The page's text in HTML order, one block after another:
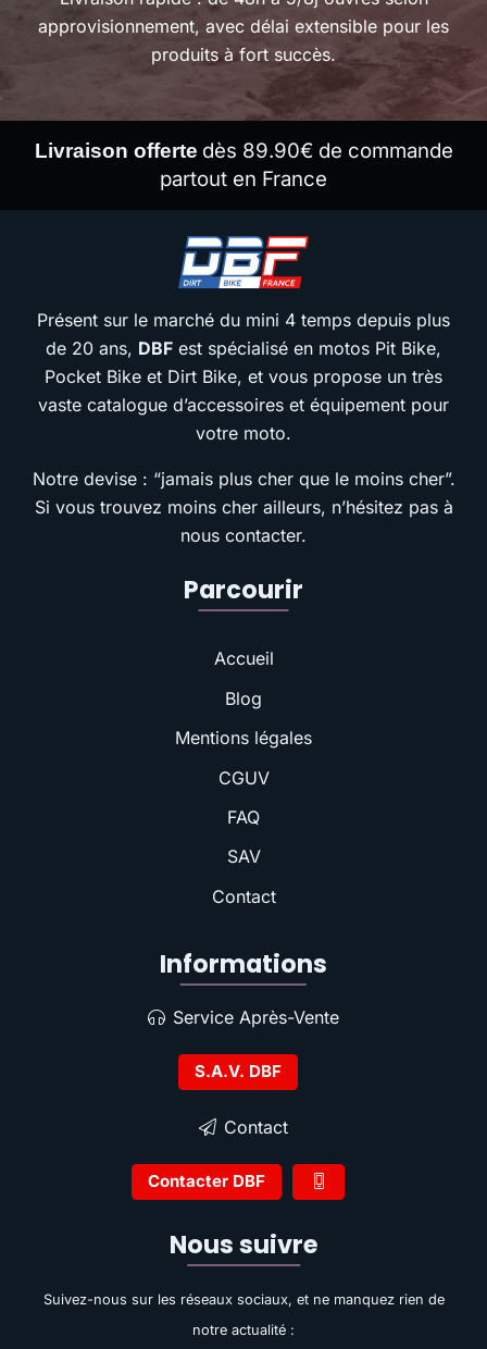
approvisionnement, avec délai extensible pour les
produits à fort succès.
Livraison offerte dès 89.90€ de commande
partout en France
Présent sur le marché du mini 4 temps depuis plus
de 20 ans, DBF est spécialisé en motos Pit Bike,
Pocket Bike et Dirt Bike, et vous propose un très
vaste catalogue d’accessoires et équipement pour
votre moto.
Notre devise : “jamais plus cher que le moins cher”.
Si vous trouvez moins cher ailleurs, n’hésitez pas à
nous contacter.
Parcourir
Accueil
Blog
Mentions légales
CGUV
FAQ
SAV
Contact
Informations
Service Après-Vente
S.A.V. DBF
Contact
Contacter DBF
Nous suivre
Suivez-nous sur les réseaux sociaux, et ne manquez rien de
notre actualité :